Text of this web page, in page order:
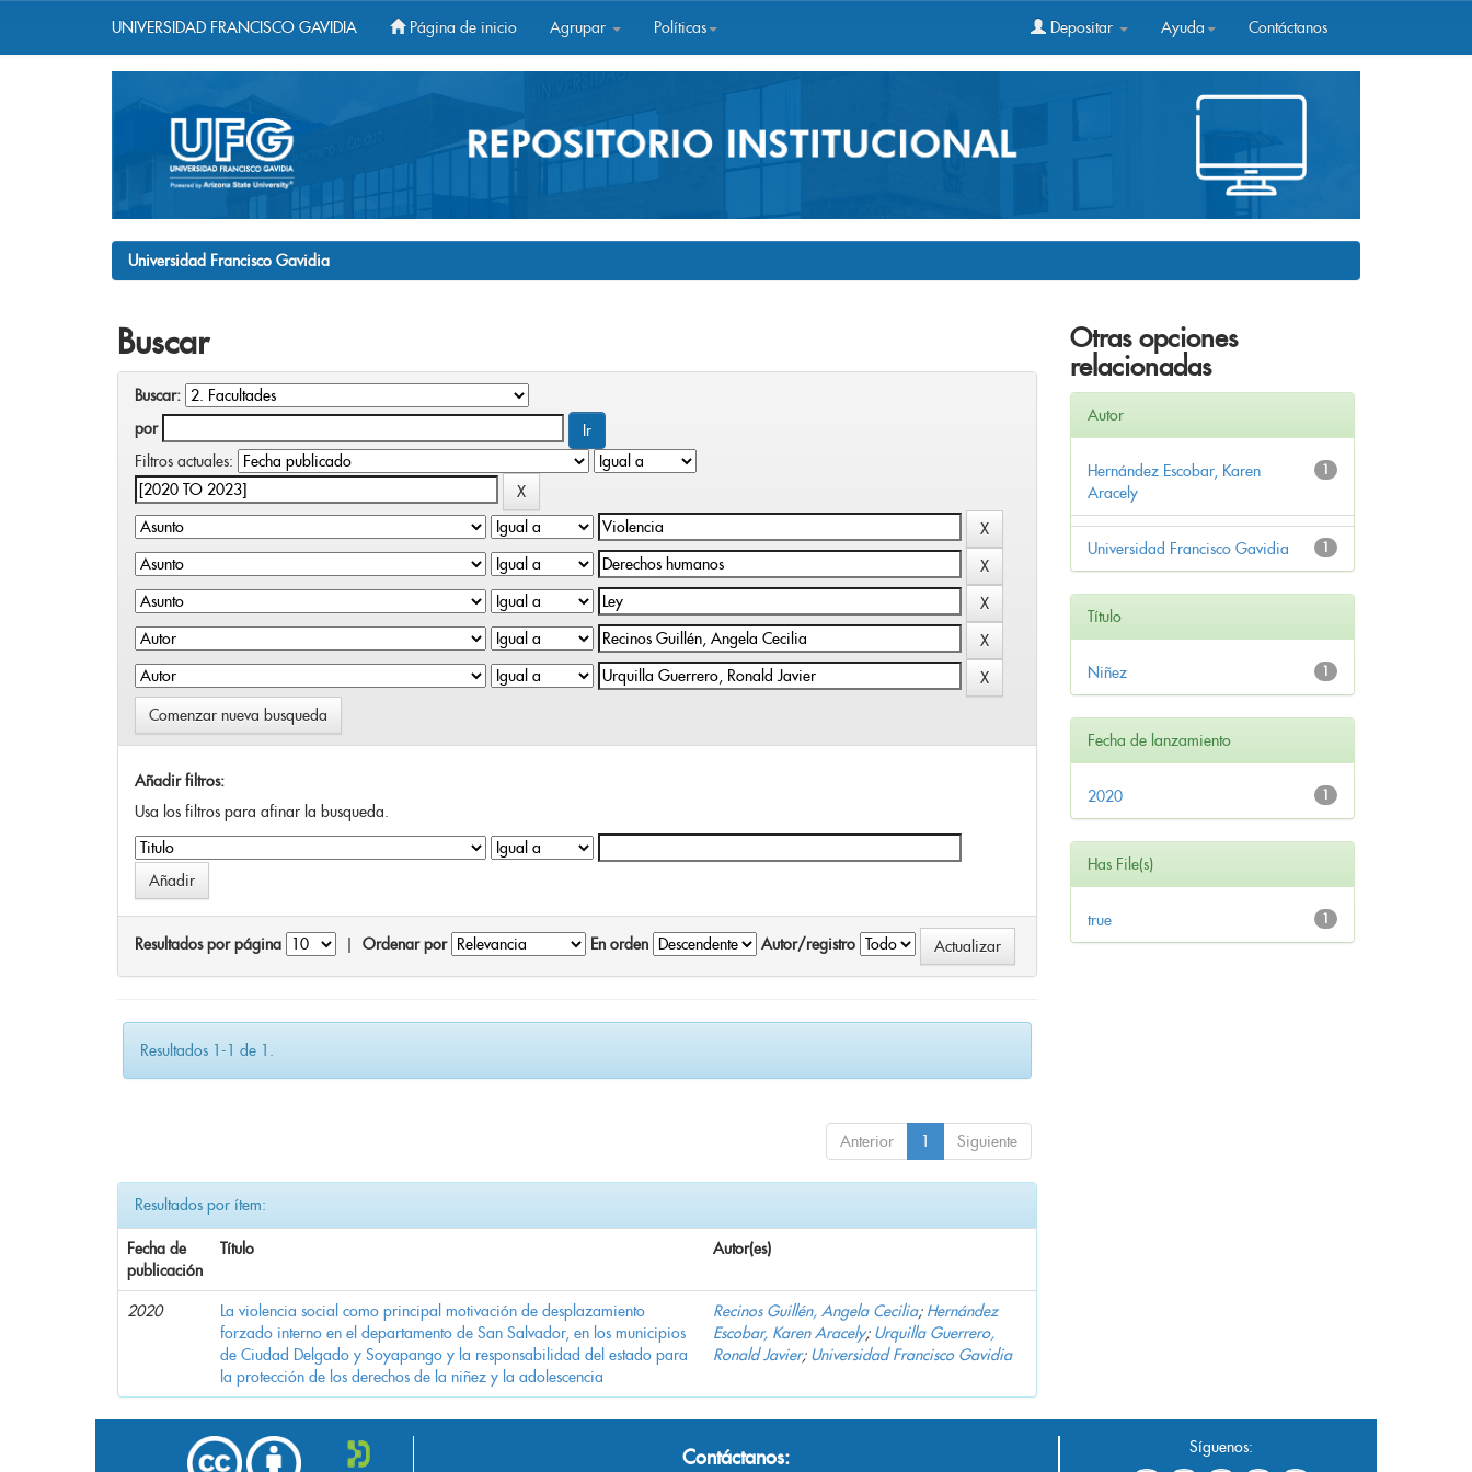
UNIVERSIDAD FRANCISCO GAVIDIA Página de inicio Agrupar Políticas Depositar Ayuda Contáctanos
Universidad Francisco Gavidia
Buscar
Buscar:
por
Filtros actuales:
Comenzar nueva busqueda
Añadir filtros:
Usa los filtros para afinar la busqueda.
Resultados por página Ordenar por En orden Autor/registro
Resultados 1-1 de 1.
Anterior 1 Siguiente
Resultados por ítem:
Fecha de
publicación
Título Autor(es)
2020
La violencia social como principal motivación de desplazamiento
forzado interno en el departamento de San Salvador, en los municipios
de Ciudad Delgado y Soyapango y la responsabilidad del estado para
la protección de los derechos de la niñez y la adolescencia
Recinos Guillén, Angela Cecilia; Hernández
Escobar, Karen Aracely; Urquilla Guerrero,
Ronald Javier; Universidad Francisco Gavidia
Otras opciones
relacionadas
Autor
1
Hernández Escobar, Karen
Aracely
1
Universidad Francisco Gavidia
Título
1
Niñez
Fecha de lanzamiento
1
2020
Has File(s)
1
true
Contáctanos: Síguenos: